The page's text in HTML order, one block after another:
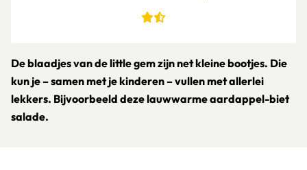
De blaadjes van de little gem zijn net kleine bootjes. Die
kun je – samen met je kinderen – vullen met allerlei
lekkers. Bijvoorbeeld deze lauwwarme aardappel-biet
salade.